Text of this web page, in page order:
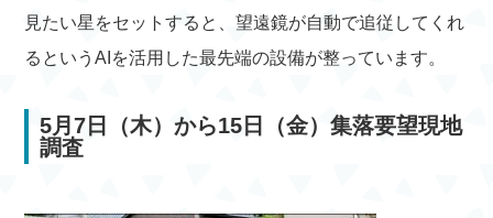
見たい星をセットすると、望遠鏡が自動で追従してくれ
るというAIを活用した最先端の設備が整っています。
5月7日（木）から15日（金）集落要望現地
調査